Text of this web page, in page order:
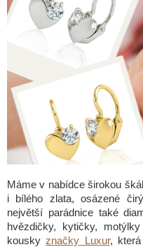
Máme v nabídce širokou
i bílého zlata, osázené
největší parádnice také
hvězdičky, kytičky,
kouskyznačky Luxur,